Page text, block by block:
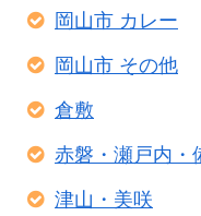
岡山市 カレー
岡山市 その他
倉敷
赤磐・瀬戸内・
津山・美咲